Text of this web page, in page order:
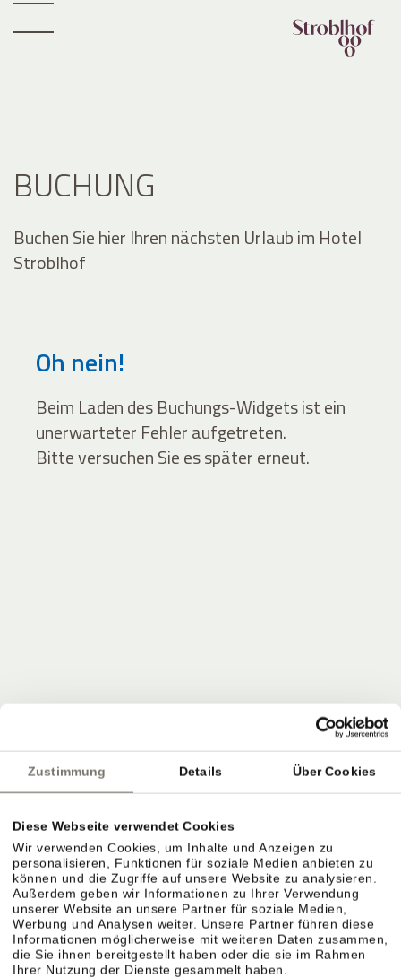
Zustimmung Details Über Cookies
Diese Webseite verwendet Cookies
Wir verwenden Cookies, um Inhalte und Anzeigen zu
personalisieren, Funktionen für soziale Medien anbieten zu
können und die Zugriffe auf unsere Website zu analysieren.
Außerdem geben wir Informationen zu Ihrer Verwendung
unserer Website an unsere Partner für soziale Medien,
Werbung und Analysen weiter. Unsere Partner führen diese
Informationen möglicherweise mit weiteren Daten zusammen,
die Sie ihnen bereitgestellt haben oder die sie im Rahmen
Ihrer Nutzung der Dienste gesammelt haben.
BUCHUNG
Buchen Sie hier Ihren nächsten Urlaub im Hotel
Stroblhof
Oh nein!
Beim Laden des Buchungs-Widgets ist ein
unerwarteter Fehler aufgetreten.
Bitte versuchen Sie es später erneut.
JOIN THE COMMUNITY
Seien Sie unter den Ersten, die Neuigkeiten vom
Stroblhof erfahren.
Exklusive Angebote und Aktuelles aus unserem
Weinhotel in Südtirol erwarten Sie.
Einfach ausfüllen und Newsletter abonnieren: